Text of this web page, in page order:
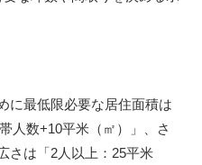
に最低限必要な居住面積は
人数+10平米（㎡）」、さ
さは「2人以上：25平米